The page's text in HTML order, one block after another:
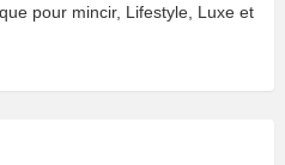
pour mincir, Lifestyle, Luxe et